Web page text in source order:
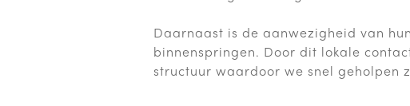
Daarnaast is de aanwezigheid van
binnenspringen. Door dit lokale
structuur waardoor we snel geholpen